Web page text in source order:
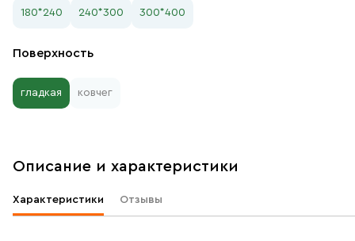
180*240 240*300 300*400
Поверхность
гладкая ковчег
Описание и характеристики
Характеристики Отзывы